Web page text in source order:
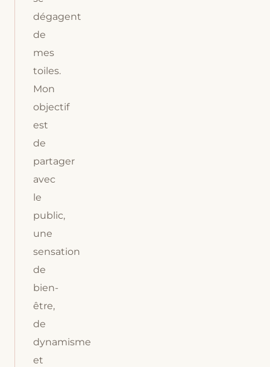
dégagent
de
mes
toiles.
Mon
objectif
est
de
partager
avec
le
public,
une
sensation
de
bien-
être,
de
dynamisme
et